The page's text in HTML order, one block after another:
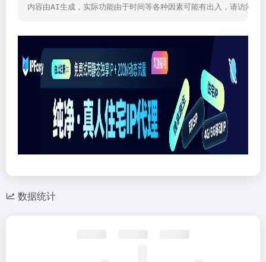
内容由AI生成，实际功能由于时间等各种因素可能有出入，请访问网
数据统计